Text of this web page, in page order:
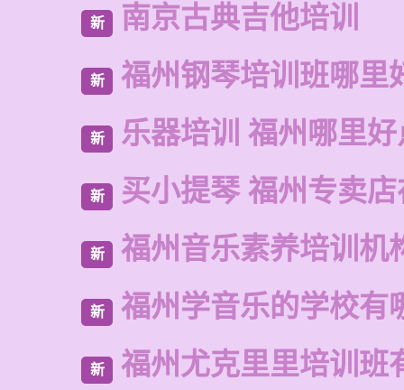
新 南京古典吉他培训
新 福州钢琴培训班哪里
新 乐器培训 福州哪里
新 买小提琴 福州专卖
新 福州音乐素养培训机
新 福州学音乐的学校有
新 福州尤克里里培训班